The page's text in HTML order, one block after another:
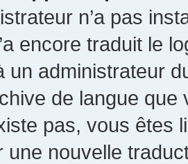
n’a pas
encore traduit le
un administrateur
de langue
pas, vous êtes
une nouvelle